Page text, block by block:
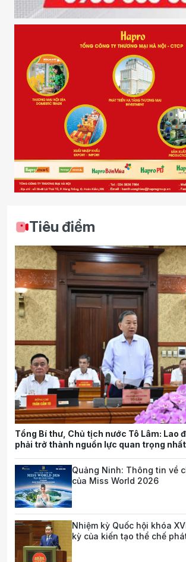
Tiêu điểm
Tổng Bí thư, Chủ tịch nước Tô Lâm: Lao
phải trở thành nguồn lực quan trọng
Quảng Ninh: Thông tin về
của Miss World 2026
Nhiệm kỳ Quốc hội khóa
kỳ của kiến tạo thể chế